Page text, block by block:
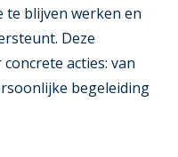
te blijven werken en
Deze
acties: van
begeleiding